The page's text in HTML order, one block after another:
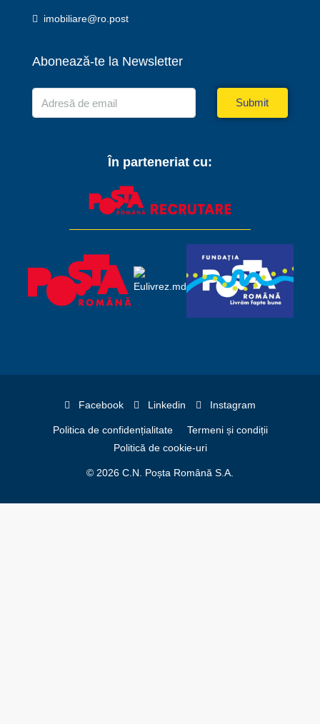
imobiliare@ro.post
Abonează-te la Newsletter
Submit
În parteneriat cu:
Facebook Linkedin Instagram
Politica de confidențialitate
Termeni și condiții
Politică de cookie-uri
© 2026 C.N. Poșta Română S.A.